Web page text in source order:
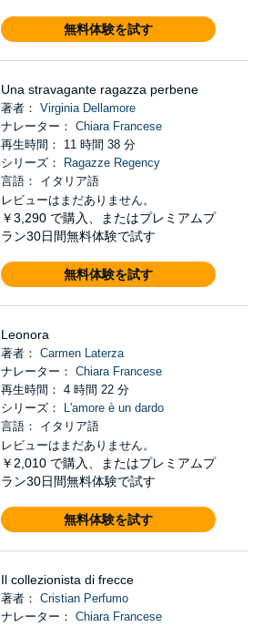
無料体験を試す
Una stravagante ragazza perbene
著者： Virginia Dellamore
ナレーター： Chiara Francese
再生時間： 11 時間 38 分
シリーズ：
Ragazze Regency
言語： イタリア語
レビューはまだありません。
￥3,290 で購入、またはプレミアムプ
ラン30日間無料体験で試す
無料体験を試す
Leonora
著者： Carmen Laterza
ナレーター： Chiara Francese
再生時間： 4 時間 22 分
シリーズ：
L'amore è un dardo
言語： イタリア語
レビューはまだありません。
￥2,010 で購入、またはプレミアムプ
ラン30日間無料体験で試す
無料体験を試す
Il collezionista di frecce
著者： Cristian Perfumo
ナレーター： Chiara Francese